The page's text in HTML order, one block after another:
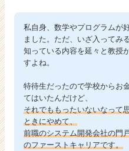
私自身、数学やプログラムが
ました。ただ、いざ入ってみ
知っている内容を延々と教授
すよね。
特待生だったので学校からお
てはいたんだけど、
それでももったいないなって
ときにやめて、
前職のシステム開発会社の門
のファーストキャリアです。